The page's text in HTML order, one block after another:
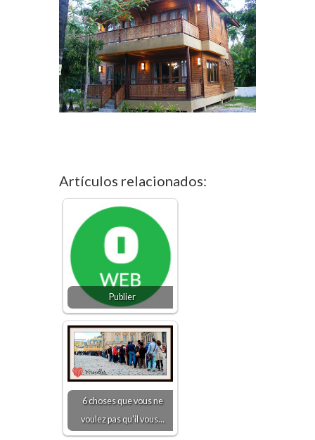
Artículos relacionados:
Publier
6 choses que vous ne
voulez pas qu'il vous…